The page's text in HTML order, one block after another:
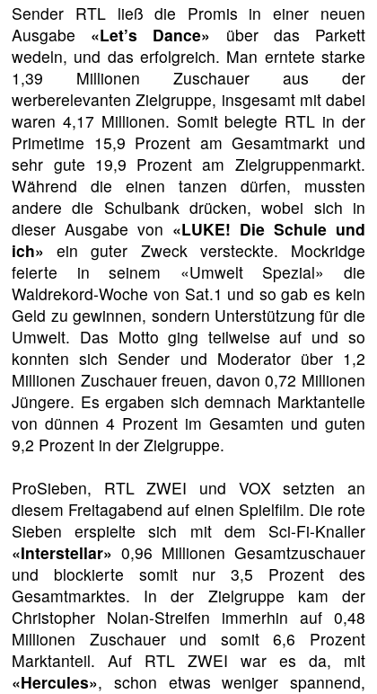
Sender RTL ließ die Promis in einer neuen
Ausgabe «Let’s Dance» über das Parkett
wedeln, und das erfolgreich. Man erntete starke
1,39 Millionen Zuschauer aus der
werberelevanten Zielgruppe, insgesamt mit dabei
waren 4,17 Millionen. Somit belegte RTL in der
Primetime 15,9 Prozent am Gesamtmarkt und
sehr gute 19,9 Prozent am Zielgruppenmarkt.
Während die einen tanzen dürfen, mussten
andere die Schulbank drücken, wobei sich in
dieser Ausgabe von «LUKE! Die Schule und
ich» ein guter Zweck versteckte. Mockridge
feierte in seinem «Umwelt Spezial» die
Waldrekord-Woche von Sat.1 und so gab es kein
Geld zu gewinnen, sondern Unterstützung für die
Umwelt. Das Motto ging teilweise auf und so
konnten sich Sender und Moderator über 1,2
Millionen Zuschauer freuen, davon 0,72 Millionen
Jüngere. Es ergaben sich demnach Marktanteile
von dünnen 4 Prozent im Gesamten und guten
9,2 Prozent in der Zielgruppe.
ProSieben, RTL ZWEI und VOX setzten an
diesem Freitagabend auf einen Spielfilm. Die rote
Sieben erspielte sich mit dem Sci-Fi-Knaller
«Interstellar» 0,96 Millionen Gesamtzuschauer
und blockierte somit nur 3,5 Prozent des
Gesamtmarktes. In der Zielgruppe kam der
Christopher Nolan-Streifen immerhin auf 0,48
Millionen Zuschauer und somit 6,6 Prozent
Marktanteil. Auf RTL ZWEI war es da, mit
«Hercules», schon etwas weniger spannend,